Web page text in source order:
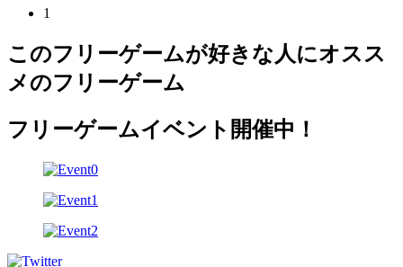
1
このフリーゲームが好きな人にオスス
メのフリーゲーム
フリーゲームイベント開催中！